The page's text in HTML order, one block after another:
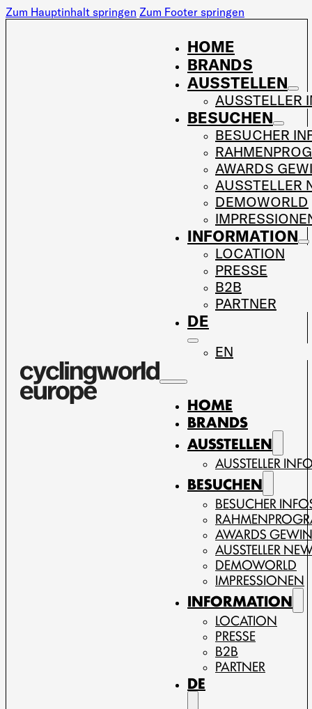
Zum Hauptinhalt springen Zum Footer springen
HOME
BRANDS
AUSSTELLEN
AUSSTELLER
BESUCHEN
BESUCHER
AWARDS
AUSSTELLER
DEMOWORLD
INFORMATION
LOCATION
PRESSE
B2B
PARTNER
DE
EN
HOME
BRANDS
AUSSTELLEN
AUSSTELLER
BESUCHEN
BESUCHER
AWARDS
AUSSTELLER
DEMOWORLD
IMPRESSIONEN
INFORMATION
LOCATION
PRESSE
B2B
PARTNER
DE